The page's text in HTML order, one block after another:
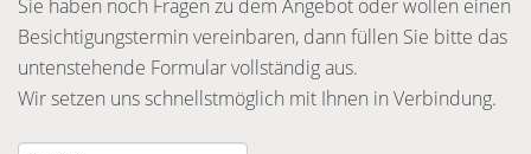
Sie haben noch Fragen zu dem Angebot oder wollen einen
Besichtigungstermin vereinbaren, dann füllen Sie bitte das
untenstehende Formular vollständig aus.
Wir setzen uns schnellstmöglich mit Ihnen in Verbindung.